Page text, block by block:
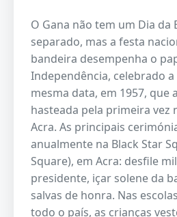
O Gana não tem um Dia da
separado, mas a festa
bandeira desempenha o
Independência, celebrado a
mesma data, em 1957, que
hasteada pela primeira vez
Acra. As principais
anualmente na Black Star
Square), em Acra: desfile
presidente, içar solene da
salvas de honra. Nas
todo o país, as crianças